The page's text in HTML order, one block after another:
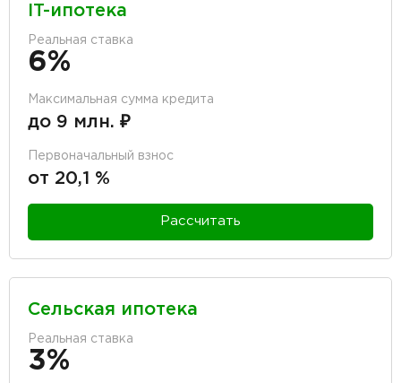
IT-ипотека
Реальная ставка
6%
Максимальная сумма кредита
до 9 млн. ₽
Первоначальный взнос
от 20,1 %
Рассчитать
Сельская ипотека
Реальная ставка
3%